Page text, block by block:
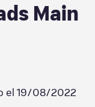
Main
el 19/08/2022